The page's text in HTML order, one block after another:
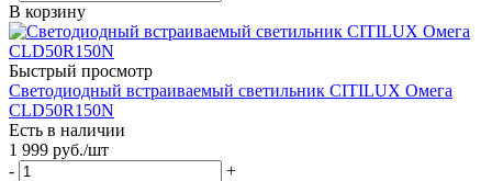
В корзину
Быстрый просмотр
Светодиодный встраиваемый светильник CITILUX Омега
CLD50R150N
Есть в наличии
1 999 руб./шт
-
+